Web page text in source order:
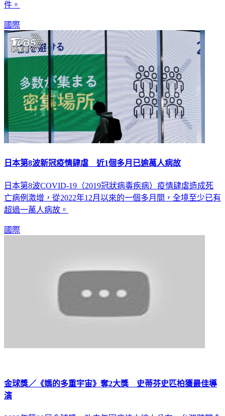
件。
國際
日本第8波新冠疫情肆虐 近1個多月已逾萬人病故
日本第8波COVID-19（2019冠狀病毒疾病）疫情肆虐造成死
亡病例激增，從2022年12月以來的一個多月間，全境至少已有
超過一萬人病故。
國際
金球獎／《媽的多重宇宙》奪2大獎 史蒂芬史匹柏獲最佳導
演